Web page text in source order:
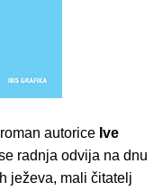
autorice Ive
radnja odvija na dnu
ježeva, mali čitatelj